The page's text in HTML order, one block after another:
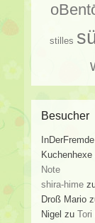
stilles
Besucher
InDerFremde
Kuchenhexe
Note
shira-hime
Droß Mario
Nigel zu